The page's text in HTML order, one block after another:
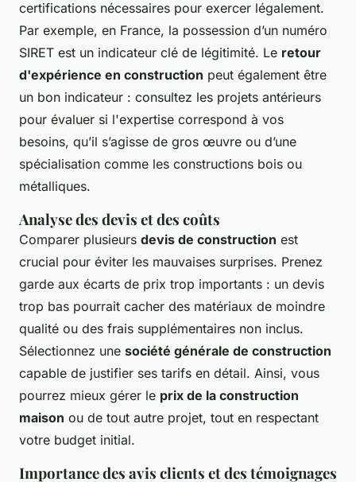
certifications nécessaires pour exercer légalement.
Par exemple, en France, la possession d’un numéro
SIRET est un indicateur clé de légitimité. Le retour
d'expérience en construction peut également être
un bon indicateur : consultez les projets antérieurs
pour évaluer si l'expertise correspond à vos
besoins, qu’il s’agisse de gros œuvre ou d’une
spécialisation comme les constructions bois ou
métalliques.
Analyse des devis et des coûts
Comparer plusieurs devis de construction est
crucial pour éviter les mauvaises surprises. Prenez
garde aux écarts de prix trop importants : un devis
trop bas pourrait cacher des matériaux de moindre
qualité ou des frais supplémentaires non inclus.
Sélectionnez une société générale de construction
capable de justifier ses tarifs en détail. Ainsi, vous
pourrez mieux gérer le prix de la construction
maison ou de tout autre projet, tout en respectant
votre budget initial.
Importance des avis clients et des témoignages